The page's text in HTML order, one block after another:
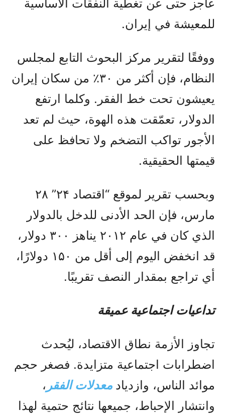
عاجز حتى عن تغطية النفقات الأساسية
للمعيشة في إيران.
ووفقًا لتقرير مركز البحوث التابع لمجلس
النظام، فإن أكثر من ۳۰٪ من سكان إيران
يعيشون تحت خط الفقر. وكلما ارتفع
الدولار، تعمّقت هذه الهوة، حيث لم تعد
الأجور تواكب التضخم ولا تحافظ على
قيمتها الحقيقية.
وبحسب تقرير لموقع “اقتصاد ۲۴” ۲۸
مارس، فإن الحد الأدنى للدخل بالدولار
الذي كان في عام ۲۰۱۲ يناهز ۳۰۰ دولار،
قد انخفض اليوم إلى أقل من ۱۵۰ دولارًا،
أي تراجع بمقدار النصف تقريبًا.
تداعيات اجتماعية عميقة
تجاوز الأزمة نطاق الاقتصاد، ليُحدث
اضطرابات اجتماعية متزايدة. فصغر حجم
موائد الناس، وازدياد معدلات الفقر ،
وانتشار الإحباط، جميعها نتائج حتمية لهذا